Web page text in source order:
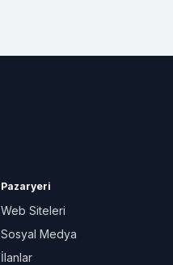
Pazaryeri
Web Siteleri
Sosyal Medya
İlanlar